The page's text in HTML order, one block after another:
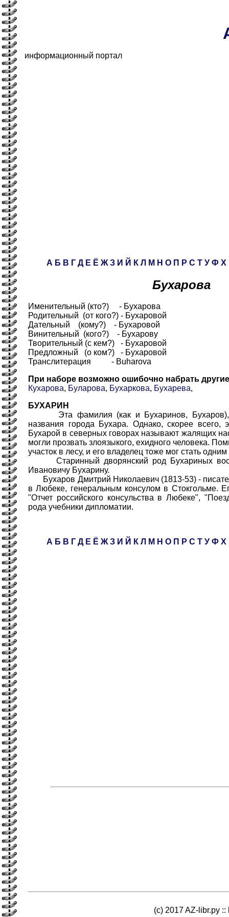
информационный портал
А Б В Г Д Е Ё Ж З И Й К Л М Н О П Р С Т У Ф Х
Бухарова
Именительный (кто?) - Бухарова
Родительный (от кого?) - Бухаровой
Дательный (кому?) - Бухаровой
Винительный (кого?) - Бухарову
Творительный (с кем?) - Бухаровой
Предложный (о ком?) - Бухаровой
Транслитерация - Buharova
При наборе возможно ошибочно набрать
Кухарова, Буларова, Бухаркова, Бухарева,
БУХАРИН
Эта фамилия (как и Бухаринов, Бухаров),
названия города Бухара. Однако, скорее всего,
Бухарой в северных говорах называют жалящих
могли прозвать злоязыкого, ехидного человека.
участок в лесу, и его владелец тоже мог стать
Старинный дворянский род Бухариных
Ивановичу Бухарину.
Бухаров Дмитрий Николаевич (1813-53) -
в Любеке, генеральным консулом в Стокгольме.
"Отчет российского консульства в Любеке",
рода учебники дипломатии.
А Б В Г Д Е Ё Ж З И Й К Л М Н О П Р С Т У Ф Х
(c) 2017 AZ-libr.ру ::